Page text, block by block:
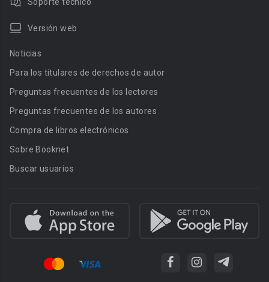
Versión web
Noticias
Para los titulares de derechos de autor
Preguntas frecuentes de los lectores
Preguntas frecuentes de los autores
Compra de libros electrónicos
Sobre Booknet
Buscar usuarios